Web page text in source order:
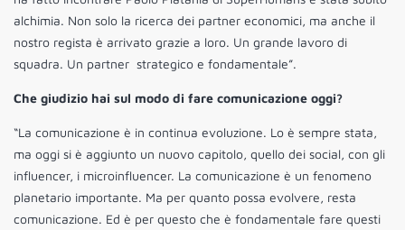
alchimia. Non solo la ricerca dei partner economici, ma anche il
nostro regista è arrivato grazie a loro. Un grande lavoro di
squadra. Un partner strategico e fondamentale”.
Che giudizio hai sul modo di fare comunicazione oggi?
“La comunicazione è in continua evoluzione. Lo è sempre stata,
ma oggi si è aggiunto un nuovo capitolo, quello dei social, con gli
influencer, i microinfluencer. La comunicazione è un fenomeno
planetario importante. Ma per quanto possa evolvere, resta
comunicazione. Ed è per questo che è fondamentale fare questi